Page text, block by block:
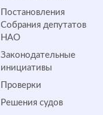
Постановления
Собрания депутатов
НАО
Законодательные
инициативы
Проверки
Решения судов